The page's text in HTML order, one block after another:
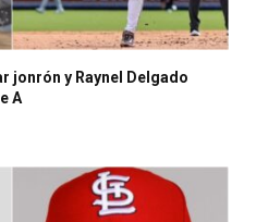
jonrón y Raynel Delgado
A